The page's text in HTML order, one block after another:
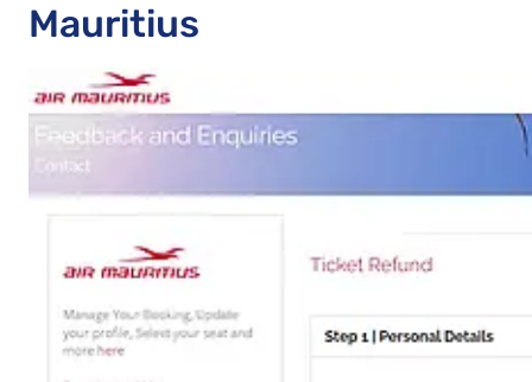
Mauritius